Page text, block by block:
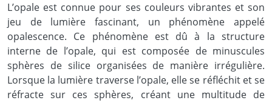
L’opale est connue pour ses couleurs vibrantes et son
jeu de lumière fascinant, un phénomène appelé
opalescence. Ce phénomène est dû à la structure
interne de l’opale, qui est composée de minuscules
sphères de silice organisées de manière irrégulière.
Lorsque la lumière traverse l’opale, elle se réfléchit et se
réfracte sur ces sphères, créant une multitude de